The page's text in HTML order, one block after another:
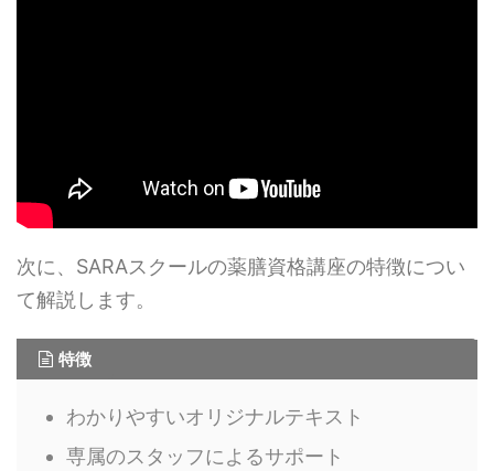
次に、SARAスクールの薬膳資格講座の特徴につい
て解説します。
特徴
わかりやすいオリジナルテキスト
専属のスタッフによるサポート